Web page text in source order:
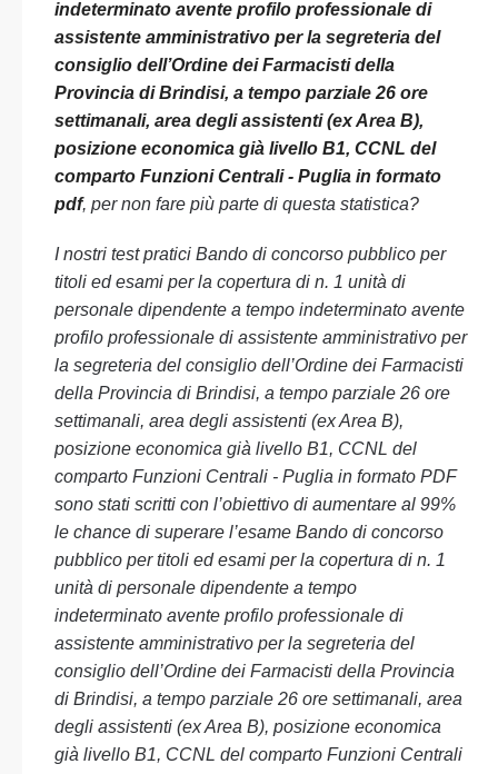
indeterminato avente profilo professionale di
assistente amministrativo per la segreteria del
consiglio dell’Ordine dei Farmacisti della
Provincia di Brindisi, a tempo parziale 26 ore
settimanali, area degli assistenti (ex Area B),
posizione economica già livello B1, CCNL del
comparto Funzioni Centrali - Puglia in formato
pdf, per non fare più parte di questa statistica?
I nostri test pratici Bando di concorso pubblico per
titoli ed esami per la copertura di n. 1 unità di
personale dipendente a tempo indeterminato avente
profilo professionale di assistente amministrativo per
la segreteria del consiglio dell’Ordine dei Farmacisti
della Provincia di Brindisi, a tempo parziale 26 ore
settimanali, area degli assistenti (ex Area B),
posizione economica già livello B1, CCNL del
comparto Funzioni Centrali - Puglia in formato PDF
sono stati scritti con l’obiettivo di aumentare al 99%
le chance di superare l’esame Bando di concorso
pubblico per titoli ed esami per la copertura di n. 1
unità di personale dipendente a tempo
indeterminato avente profilo professionale di
assistente amministrativo per la segreteria del
consiglio dell’Ordine dei Farmacisti della Provincia
di Brindisi, a tempo parziale 26 ore settimanali, area
degli assistenti (ex Area B), posizione economica
già livello B1, CCNL del comparto Funzioni Centrali